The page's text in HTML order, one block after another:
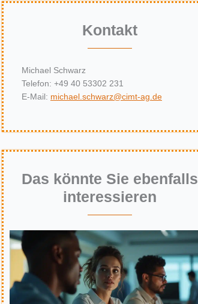
Kontakt
Michael Schwarz
Telefon: +49 40 53302 231
E-Mail: michael.schwarz@cimt-ag.de
Das könnte Sie ebenfalls
interessieren